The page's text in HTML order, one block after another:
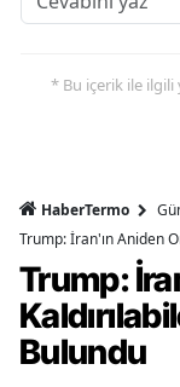
* Bu içerik ile ilgili
HaberTermo
Trump: İran'ın Aniden
Trump:
Bulundu